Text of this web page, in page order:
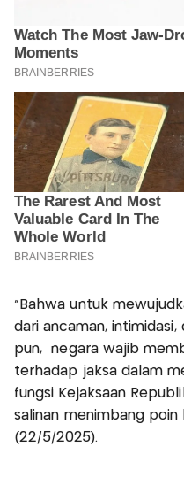
"Bahwa untuk
dari ancaman,
pun, negara wajib
terhadap jaksa dalam
fungsi Kejaksaan
salinan menimbang
(22/5/2025).